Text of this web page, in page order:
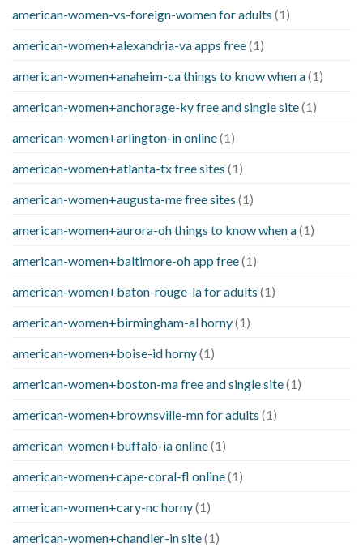
american-women-vs-foreign-women for adults (1)
american-women+alexandria-va apps free(1)
american-women+anaheim-ca things to know when a(1)
american-women+anchorage-ky free and single site(1)
american-women+arlington-in online(1)
american-women+atlanta-tx free sites (1)
american-women+augusta-me free sites (1)
american-women+aurora-oh things to know when a(1)
american-women+baltimore-oh app free(1)
american-women+baton-rouge-la for adults (1)
american-women+birmingham-al horny(1)
american-women+boise-id horny(1)
american-women+boston-ma free and single site(1)
american-women+brownsville-mn for adults (1)
american-women+buffalo-ia online(1)
american-women+cape-coral-fl online(1)
american-women+cary-nc horny(1)
american-women+chandler-in site(1)